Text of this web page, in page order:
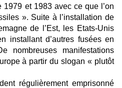
et 1983 avec ce que l’on
». Suite à l’installation de
de l’Est, les Etats-Unis
installant d’autres fusées en
nombreuses manifestations
à partir du slogan « plutôt
régulièrement emprisonné